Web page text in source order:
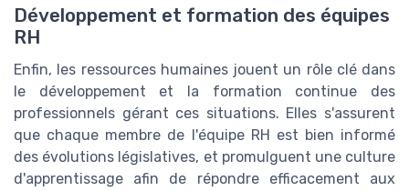
Développement et formation des équipes
RH
Enfin, les ressources humaines jouent un rôle clé dans
le développement et la formation continue des
professionnels gérant ces situations. Elles s'assurent
que chaque membre de l'équipe RH est bien informé
des évolutions législatives, et promulguent une culture
d'apprentissage afin de répondre efficacement aux